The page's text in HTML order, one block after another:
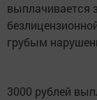
выплачивается
грубым
3000 рублей